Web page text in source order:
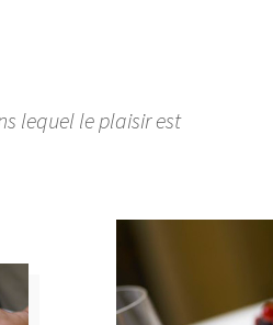
lequel le plaisir est